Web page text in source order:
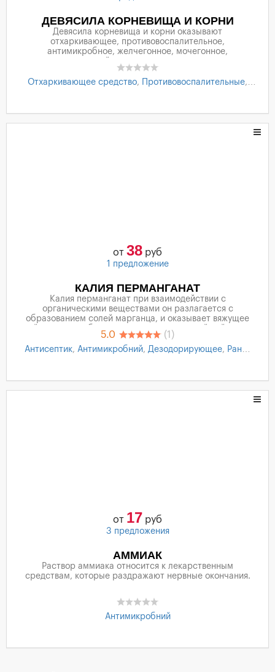
ДЕВЯСИЛА КОРНЕВИЩА И КОРНИ
Девясила корневища и корни оказывают
отхаркивающее, противовоспалительное,
антимикробное, желчегонное, мочегонное,
секреторную функции различных отделов желудочно-
кишечного тракта, улучшают обмен веществ.
Отхаркивающее средство, Противовоспалительные,
от 38 руб
1 предложение
КАЛИЯ ПЕРМАНГАНАТ
Калия перманганат при взаимодействии с
органическими веществами он разлагается с
образованием солей марганца, и оказывает вяжущее
действие, и свободного кислорода, который действует
антимикробно и дезодорирующе. Антисептическое
средство.
5.0 (1)
Антисептик, Антимикробний, Дезодорирующее, Раны,
от 17 руб
3 предложения
АММИАК
Раствор аммиака относится к лекарственным
средствам, которые раздражают нервные окончания.
Антимикробний